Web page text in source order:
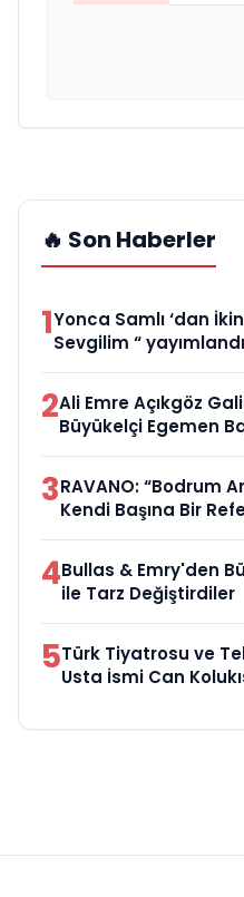
🔥 Son Haberler
1Yonca Samlı ‘dan
Sevgilim “ yayımlandı
2Ali Emre Açıkgöz
Büyükelçi Egemen
3RAVANO: “Bodrum
Kendi Başına Bir
4Bullas & Emry'den
ile Tarz Değiştirdiler
5Türk Tiyatrosu ve
Usta İsmi Can